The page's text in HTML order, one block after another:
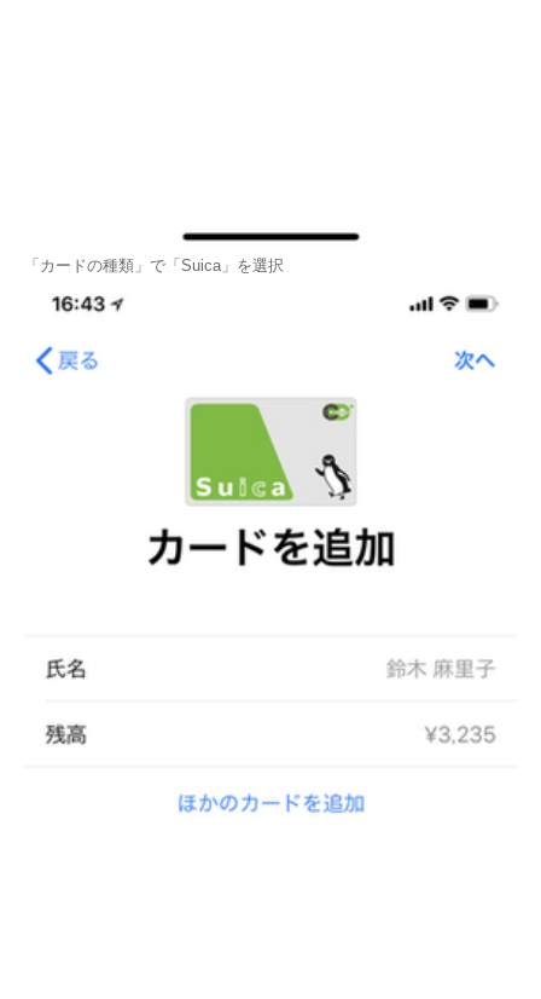
「カードの種類」で「Suica」を選択